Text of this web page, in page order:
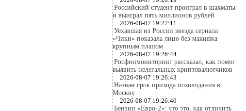
Российский студент проиграл в шахматы
и выиграл пять миллионов рублей
2026-08-07 19:27:11
Уехавшая из России звезда сериала
«Чики» показала лицо без макияжа
крупным планом
2026-08-07 19:26:44
Росфинмониторинг рассказал, как помог
выявить нелегальных криптовалютчиков
2026-08-07 19:26:43
Назван срок прихода похолодания в
Москву
2026-08-07 19:26:40
Бензин «Евро-2»: что это, как отличить